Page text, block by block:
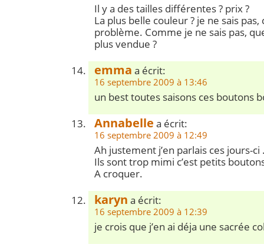
Il y a des tailles différentes ? prix ?
La plus belle couleur ? je ne sais pas,
problème. Comme je ne sais pas,
plus vendue ?
emma a écrit:
16 septembre 2009 à 13:46
un best toutes saisons ces boutons
Annabelle a écrit:
16 septembre 2009 à 12:49
Ah justement j’en parlais ces jours-ci
Ils sont trop mimi c’est petits
A croquer.
karyn a écrit:
16 septembre 2009 à 12:39
je crois que j’en ai déja une sacrée